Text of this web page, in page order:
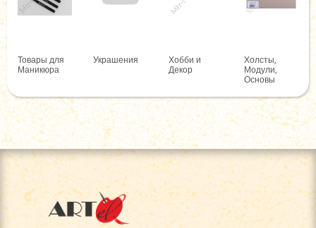
Товары для
Маникюра
Украшения
Хобби и
Декор
Холсты,
Модули,
Основы